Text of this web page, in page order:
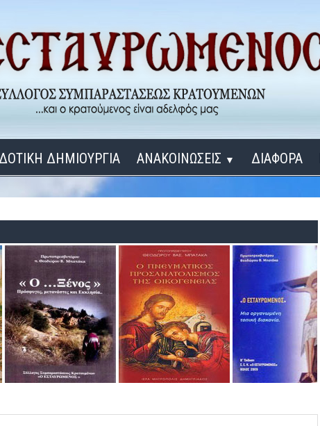
ΔΗΜΙΟΥΡΓΙΑ ΑΝΑΚΟΙΝΩΣΕΙΣ ▼
ΔΙΔΑΞΟΝ ΜΕ, ΚΥΡΙΕ
ΓΙΑ ΤΟΥΣ ΜΙΚΡΟΥΣ ΜΑΣ ΦΙΛΟΥΣ
ΡΑΔΙΟΦΩΝΙΚΕΣ ΕΚΠΟΜΠΕΣ
ΒΙΝΤΕΟ
ΔΙΑΦΟΡΑ